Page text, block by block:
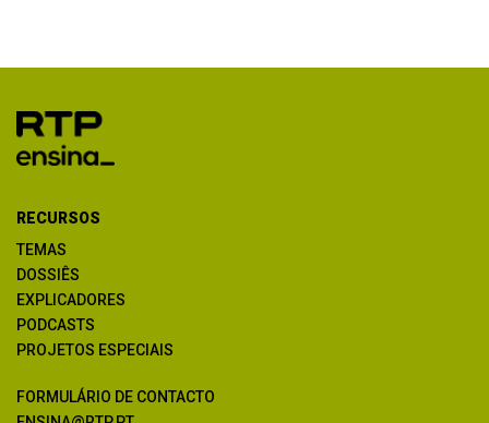
RECURSOS
TEMAS
DOSSIÊS
EXPLICADORES
PODCASTS
PROJETOS ESPECIAIS
FORMULÁRIO DE CONTACTO